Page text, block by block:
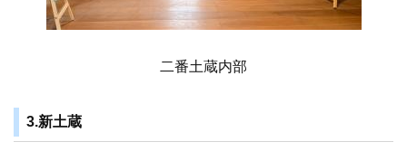
二番土蔵内部
3.新土蔵